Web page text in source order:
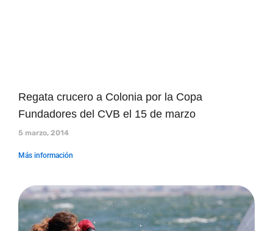
Regata crucero a Colonia por la Copa
Fundadores del CVB el 15 de marzo
5 marzo, 2014
Más información